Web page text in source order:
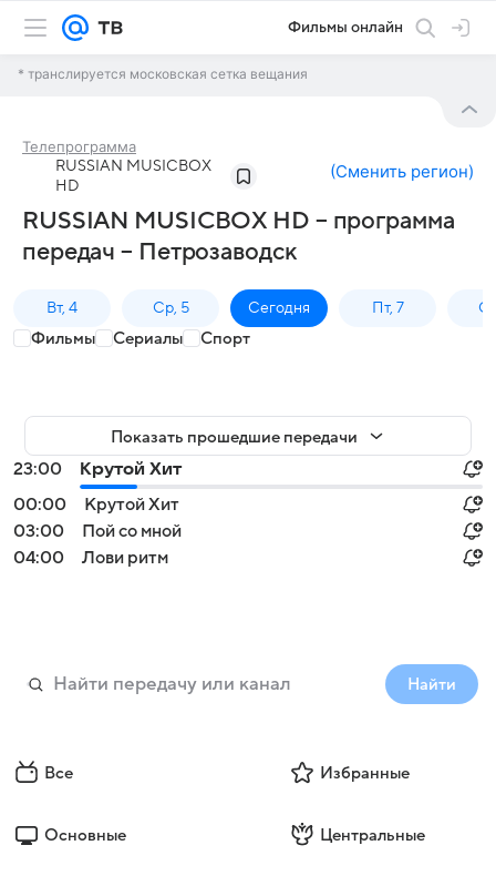
Фильмы онлайн
* транслируется московская сетка вещания
Телепрограмма
RUSSIAN MUSICBOX
HD
(Сменить регион)
RUSSIAN MUSICBOX HD – программа
передач – Петрозаводск
Вт, 4 Ср, 5 Сегодня Пт, 7
Фильмы Сериалы Спорт
Показать прошедшие передачи
23:00
Крутой Хит
00:00
Крутой Хит
03:00
Пой со мной
04:00
Лови ритм
Найти
Все Избранные
Основные Центральные